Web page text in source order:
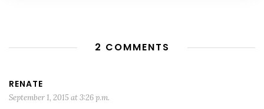
2 COMMENTS
RENATE
September 1, 2015 at 3:26 p.m.